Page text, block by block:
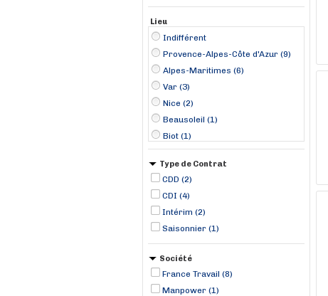
Lieu
Indifférent
Provence-Alpes-Côte d'Azur (9)
Alpes-Maritimes (6)
Var (3)
Nice (2)
Beausoleil (1)
Biot (1)
Cagnes-sur-Mer (1)
Grimaud (1)
La Londe-les-Maures (1)
Menton (1)
Solliès-Toucas (1)
Type de Contrat
CDD (2)
CDI (4)
Intérim (2)
Saisonnier (1)
Société
France Travail (8)
Manpower (1)